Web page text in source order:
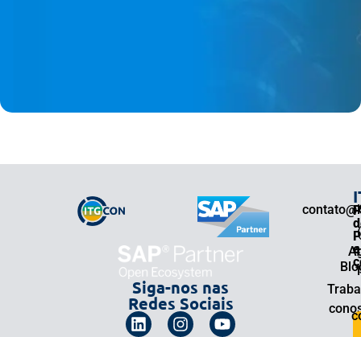
Siga-nos nas
Redes Sociais
e